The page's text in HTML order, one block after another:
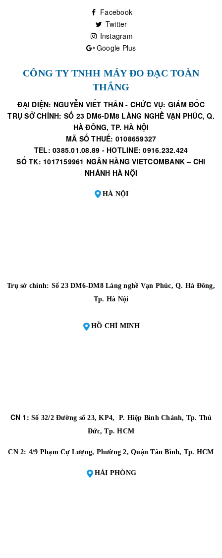
Facebook
Twitter
Instagram
Google Plus
CÔNG TY TNHH MÁY ĐO ĐẠC TOÀN
THẮNG
ĐẠI DIỆN: NGUYỄN VIẾT THẢN - CHỨC VỤ: GIÁM ĐỐC
TRỤ SỞ CHÍNH: SỐ 23 DM6-DM8 LÀNG NGHỀ VẠN PHÚC, Q.
HÀ ĐÔNG, TP. HÀ NỘI
MÃ SỐ THUẾ: 0108659327
TEL: 0385.01.08.89 - HOTLINE: 0916.232.424
SỐ TK: 1017159961 NGÂN HÀNG VIETCOMBANK – CHI
NHÁNH HÀ NỘI
HÀ NỘI
Trụ sở chính: Số 23 DM6-DM8 Làng nghề Vạn Phúc, Q. Hà Đông,
Tp. Hà Nội
HỒ CHÍ MINH
CN 1: Số 32/2 Đường số 23, KP4, P. Hiệp Bình Chánh, Tp. Thủ
Đức, Tp. HCM
CN 2: 4/9 Phạm Cự Lượng, Phường 2, Quận Tân Bình, Tp. HCM
HẢI PHÒNG